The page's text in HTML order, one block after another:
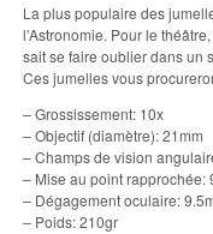
La plus populaire des
l’Astronomie. Pour le
sait se faire oublier dans un
Ces jumelles vous
– Grossissement: 10x
– Objectif (diamètre): 21mm
– Champs de vision
– Mise au point rapprochée:
– Dégagement oculaire:
– Poids: 210gr